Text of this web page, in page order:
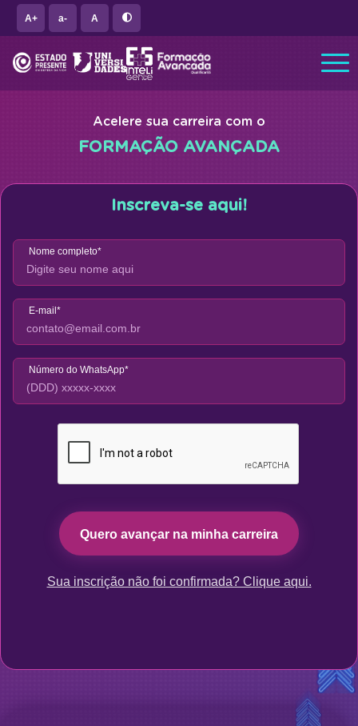
A+ a- A
Acelere sua carreira com o
FORMAÇÃO AVANÇADA
Inscreva-se aqui!
Nome completo*
E-mail*
Número do WhatsApp*
Quero avançar na minha carreira
Sua inscrição não foi confirmada? Clique aqui.